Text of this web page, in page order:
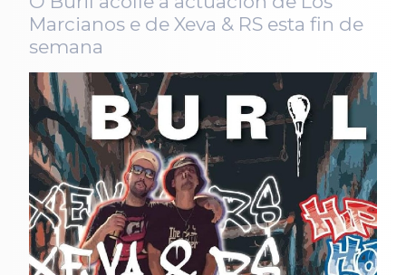
Marcianos e de Xeva & RS esta fin de
semana